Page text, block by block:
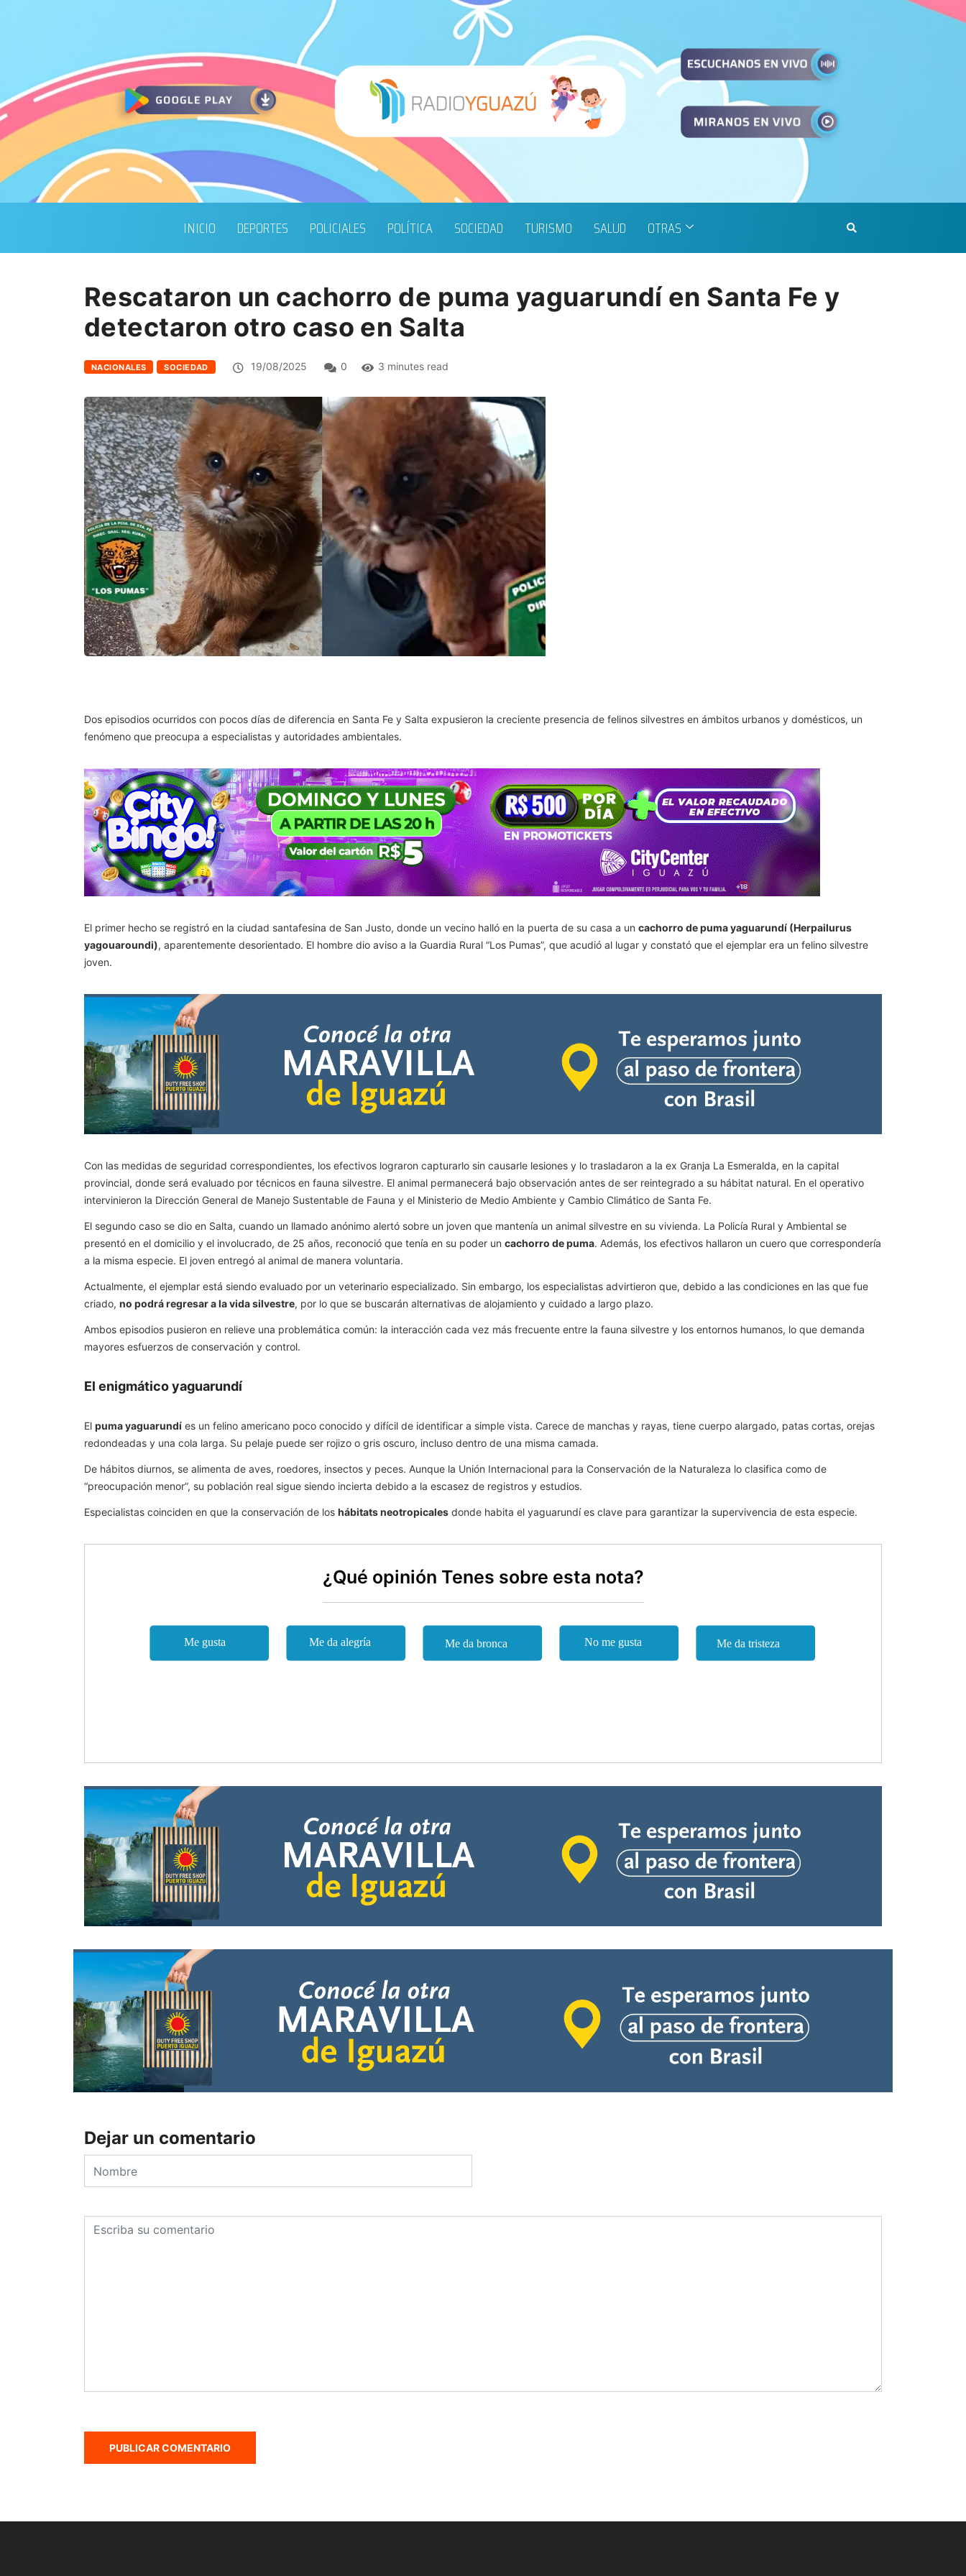
INICIO DEPORTES POLICIALES POLÍTICA SOCIEDAD TURISMO SALUD OTRAS
Rescataron un cachorro de puma yaguarundí en Santa Fe y
detectaron otro caso en Salta
NACIONALES SOCIEDAD 19/08/2025 0 3 minutes read
Dos episodios ocurridos con pocos días de diferencia en Santa Fe y Salta expusieron la creciente presencia de felinos silvestres en ámbitos urbanos y domésticos, un
fenómeno que preocupa a especialistas y autoridades ambientales.
El primer hecho se registró en la ciudad santafesina de San Justo, donde un vecino halló en la puerta de su casa a un cachorro de puma yaguarundí (Herpailurus
yagouaroundi), aparentemente desorientado. El hombre dio aviso a la Guardia Rural “Los Pumas”, que acudió al lugar y constató que el ejemplar era un felino silvestre
joven.
Con las medidas de seguridad correspondientes, los efectivos lograron capturarlo sin causarle lesiones y lo trasladaron a la ex Granja La Esmeralda, en la capital
provincial, donde será evaluado por técnicos en fauna silvestre. El animal permanecerá bajo observación antes de ser reintegrado a su hábitat natural. En el operativo
intervinieron la Dirección General de Manejo Sustentable de Fauna y el Ministerio de Medio Ambiente y Cambio Climático de Santa Fe.
El segundo caso se dio en Salta, cuando un llamado anónimo alertó sobre un joven que mantenía un animal silvestre en su vivienda. La Policía Rural y Ambiental se
presentó en el domicilio y el involucrado, de 25 años, reconoció que tenía en su poder un cachorro de puma. Además, los efectivos hallaron un cuero que correspondería
a la misma especie. El joven entregó al animal de manera voluntaria.
Actualmente, el ejemplar está siendo evaluado por un veterinario especializado. Sin embargo, los especialistas advirtieron que, debido a las condiciones en las que fue
criado, no podrá regresar a la vida silvestre, por lo que se buscarán alternativas de alojamiento y cuidado a largo plazo.
Ambos episodios pusieron en relieve una problemática común: la interacción cada vez más frecuente entre la fauna silvestre y los entornos humanos, lo que demanda
mayores esfuerzos de conservación y control.
El enigmático yaguarundí
El puma yaguarundí es un felino americano poco conocido y difícil de identificar a simple vista. Carece de manchas y rayas, tiene cuerpo alargado, patas cortas, orejas
redondeadas y una cola larga. Su pelaje puede ser rojizo o gris oscuro, incluso dentro de una misma camada.
De hábitos diurnos, se alimenta de aves, roedores, insectos y peces. Aunque la Unión Internacional para la Conservación de la Naturaleza lo clasifica como de
“preocupación menor”, su población real sigue siendo incierta debido a la escasez de registros y estudios.
Especialistas coinciden en que la conservación de los hábitats neotropicales donde habita el yaguarundí es clave para garantizar la supervivencia de esta especie.
¿Qué opinión Tenes sobre esta nota?
Dejar un comentario